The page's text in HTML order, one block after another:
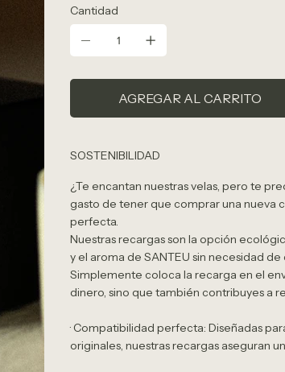
Cantidad
AGREGAR AL CARRITO
SOSTENIBILIDAD
¿Te encantan nuestras velas, pero te
gasto de tener que comprar una nueva
perfecta.
Nuestras recargas son la opción
y el aroma de SANTEU sin necesidad
Simplemente coloca la recarga en el
dinero, sino que también contribuyes a
· Compatibilidad perfecta: Diseñadas
originales, nuestras recargas aseguran